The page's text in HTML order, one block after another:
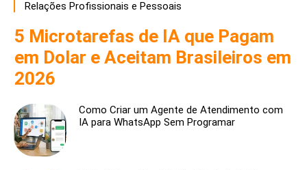
Relações Profissionais e Pessoais
5 Microtarefas de IA que Pagam
em Dolar e Aceitam Brasileiros em
2026
Como Criar um Agente de Atendimento com
IA para WhatsApp Sem Programar